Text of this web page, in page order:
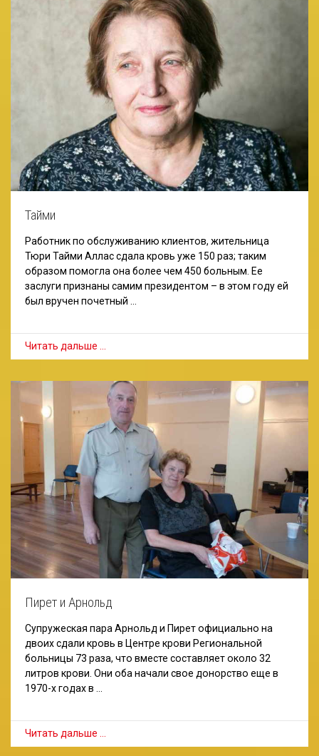
Тайми
Работник по обслуживанию клиентов, жительница
Тюри Тайми Аллас сдала кровь уже 150 раз; таким
образом помогла она более чем 450 больным. Ее
заслуги признаны самим президентом – в этом году ей
был вручен почетный …
Читать дальше …
Пирет и Арнольд
Супружеская пара Арнольд и Пирет официально на
двоих сдали кровь в Центре крови Региональной
больницы 73 раза, что вместе составляет около 32
литров крови. Они оба начали свое донорство еще в
1970-х годах в …
Читать дальше …